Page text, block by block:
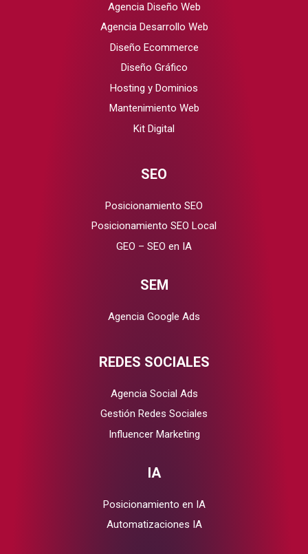
Agencia Diseño Web
Agencia Desarrollo Web
Diseño Ecommerce
Diseño Gráfico
Hosting y Dominios
Mantenimiento Web
Kit Digital
SEO
Posicionamiento SEO
Posicionamiento SEO Local
GEO – SEO en IA
SEM
Agencia Google Ads
REDES SOCIALES
Agencia Social Ads
Gestión Redes Sociales
Influencer Marketing
IA
Posicionamiento en IA
Automatizaciones IA